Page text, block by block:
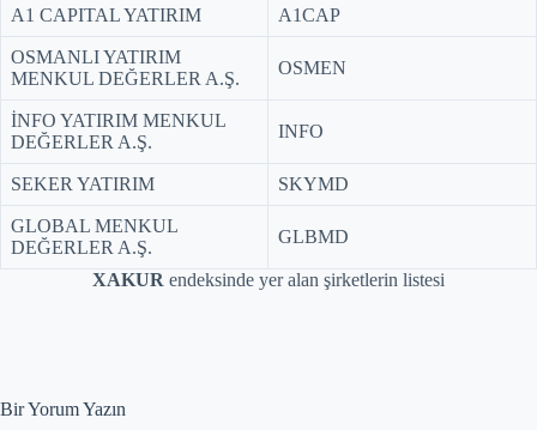
A1 CAPITAL YATIRIM A1CAP
OSMANLI YATIRIM
MENKUL DEĞERLER A.Ş.
OSMEN
İNFO YATIRIM MENKUL
DEĞERLER A.Ş.
INFO
SEKER YATIRIM SKYMD
GLOBAL MENKUL
DEĞERLER A.Ş.
GLBMD
XAKUR endeksinde yer alan şirketlerin listesi
Bir Yorum Yazın